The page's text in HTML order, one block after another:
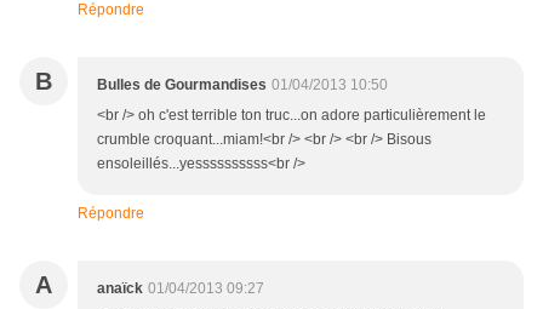
Répondre
B Bulles de Gourmandises 01/04/2013 10:50
<br /> oh c'est terrible ton truc...on adore particulièrement le
crumble croquant...miam!<br /> <br /> <br /> Bisous
ensoleillés...yessssssssss<br />
Répondre
A anaïck 01/04/2013 09:27